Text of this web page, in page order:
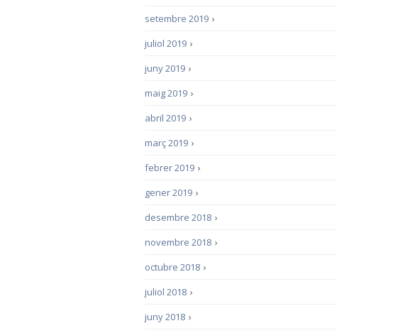
›
setembre 2019
›
juliol 2019
›
juny 2019
›
maig 2019
›
abril 2019
›
març 2019
›
febrer 2019
›
gener 2019
›
desembre 2018
›
novembre 2018
›
octubre 2018
›
juliol 2018
›
juny 2018